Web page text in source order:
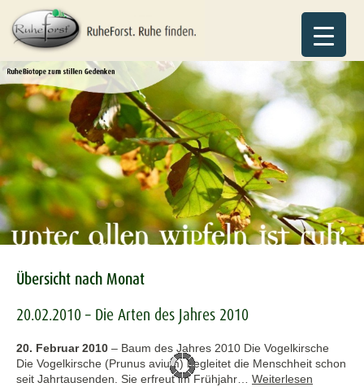
Übersicht nach Monat
20.02.2010 – Die Arten des Jahres 2010
20. Februar 2010 – Baum des Jahres 2010 Die Vogelkirsche
Die Vogelkirsche (Prunus avium) begleitet die Menschheit schon
seit Jahrtausenden. Sie erfreut im Frühjahr… Weiterlesen